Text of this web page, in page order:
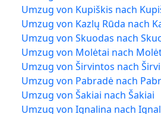
Umzug von Kupiškis nach
Umzug von Kazlų Rūda nach
Umzug von Skuodas nach
Umzug von Molėtai nach
Umzug von Širvintos nach
Umzug von Pabradė nach
Umzug von Šakiai nach Šakiai
Umzug von Ignalina nach